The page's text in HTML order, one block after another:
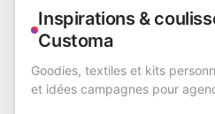
Inspirations &
Customa
Goodies, textiles et kits
et idées campagnes pour